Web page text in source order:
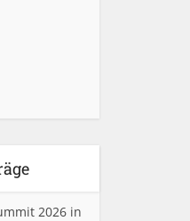
2026 in